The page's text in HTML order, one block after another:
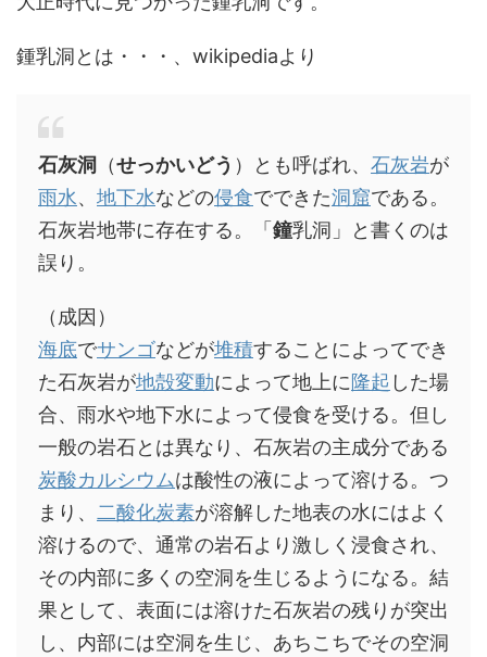
鍾乳洞とは・・・、wikipediaより
石灰洞 （せっかいどう ）とも呼ばれ、 石灰岩が
雨水、 地下水などの侵食でできた洞窟である。
石灰岩地帯に存在する。「 鐘乳洞」と書くのは
誤り。
（成因）
海底でサンゴなどが堆積することによってでき
た石灰岩が地殻変動によって地上に隆起 した場
合、雨水や地下水によって侵食を受ける。但し
一般の岩石とは異なり、石灰岩の主成分である
炭酸カルシウムは酸性の液によって溶ける。つ
まり、 二酸化炭素が溶解した地表の水にはよく
溶けるので、通常の岩石より激しく浸食され、
その内部に多くの空洞を生じるようになる。結
果として、表面には溶けた石灰岩の残りが突出
し、内部には空洞を生じ、あちこちでその空洞